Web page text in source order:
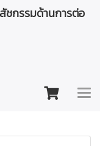
ชกรรมด้านการต่อ